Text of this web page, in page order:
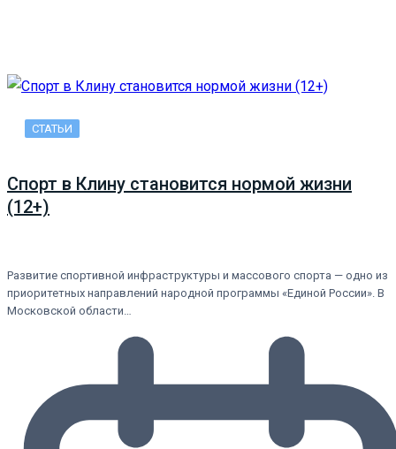
СТАТЬИ
Спорт в Клину становится нормой жизни
(12+)
Развитие спортивной инфраструктуры и массового спорта — одно из
приоритетных направлений народной программы «Единой России». В
Московской области…